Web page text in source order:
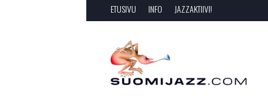
ETUSIVU INFO JAZZAKTIIVI!
SuomiJazz.com